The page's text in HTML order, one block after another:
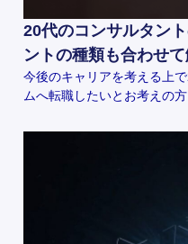
20代のコンサルタン
ントの種類も合わせて
今後のキャリアを考える上
ムへ転職したいとお考えの